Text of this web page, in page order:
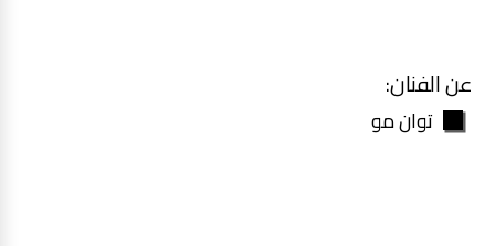
عن الفنان:
توان مو